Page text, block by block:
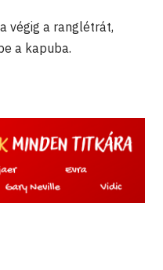
végig a ranglétrát,
a kapuba.